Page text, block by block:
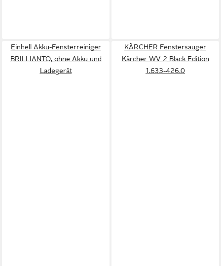
Einhell Akku-Fensterreiniger
BRILLIANTO, ohne Akku und
Ladegerät
KÄRCHER Fenstersauger
Kärcher WV 2 Black Edition
1.633-426.0